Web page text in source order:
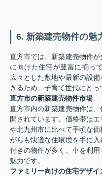
6. 新築建売物件の魅
直方市では、新築建売物件
に向けた住宅が豊富に揃っ
広々とした敷地や最新の設
きるため、子育て世代にとっ
直方市の新築建売物件市場
直方市内の新築建売物件は
開されています。価格帯は
や北九州市に比べて手頃な
がらも快適な住環境を手に
付きの物件が多く、車を利
魅力です。
ファミリー向けの住宅デザイ